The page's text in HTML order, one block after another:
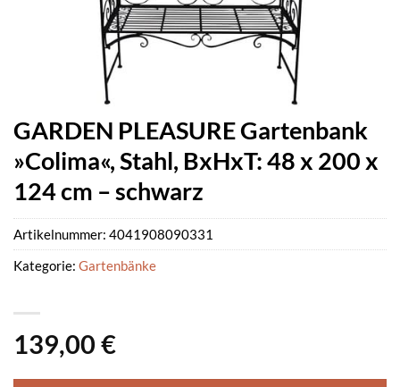
GARDEN PLEASURE Gartenbank
»Colima«, Stahl, BxHxT: 48 x 200 x
124 cm – schwarz
139,00 €
Artikelnummer: 4041908090331
Kategorie: Gartenbänke